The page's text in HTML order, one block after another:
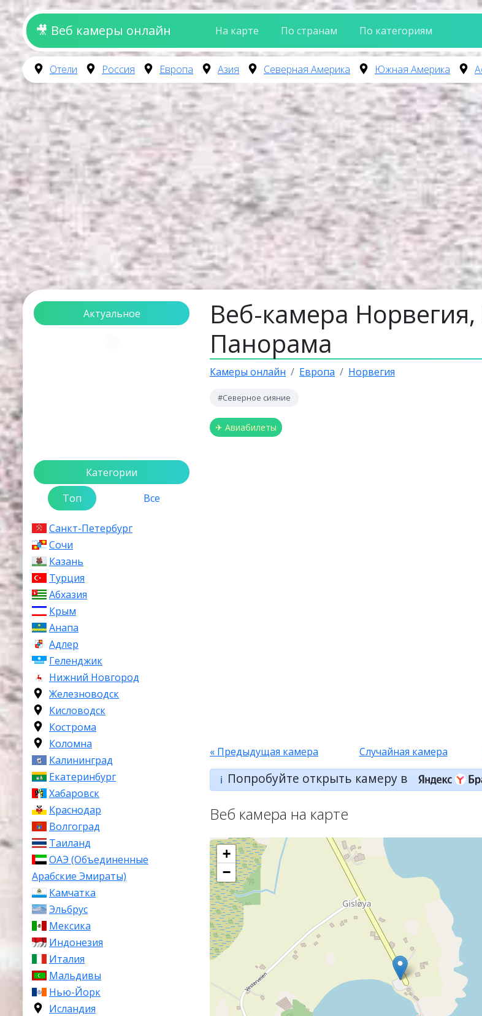
🎥 Веб камеры онлайн На карте По странам По категориям
Отели Россия Европа Азия Северная Америка Южная Америка
Актуальное
Категории
Топ
Все
Санкт-Петербург
Сочи
Казань
Турция
Абхазия
Крым
Анапа
Адлер
Геленджик
Нижний Новгород
Железноводск
Кисловодск
Кострома
Коломна
Калининград
Екатеринбург
Хабаровск
Краснодар
Волгоград
Таиланд
ОАЭ (Объединенные
Арабские Эмираты)
Камчатка
Эльбрус
Мексика
Индонезия
Италия
Мальдивы
Нью-Йорк
Исландия
Веб-камера Норвегия,
Панорама
Камеры онлайн Европа Норвегия
#Северное сияние
✈ Авиабилеты
« Предыдущая камера Случайная камера
ℹ️ Попробуйте открыть камеру в
Веб камера на карте
+
−